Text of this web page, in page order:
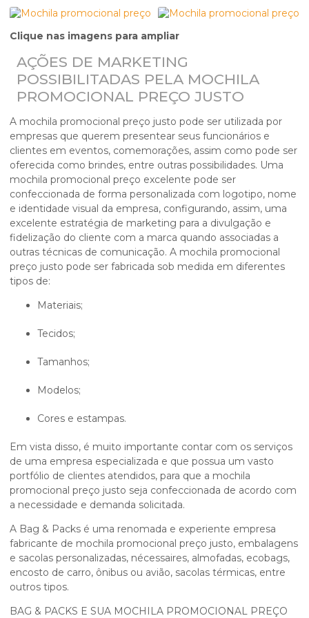
Clique nas imagens para ampliar
AÇÕES DE MARKETING
POSSIBILITADAS PELA MOCHILA
PROMOCIONAL PREÇO JUSTO
A mochila promocional preço justo pode ser utilizada por
empresas que querem presentear seus funcionários e
clientes em eventos, comemorações, assim como pode ser
oferecida como brindes, entre outras possibilidades. Uma
mochila promocional preço excelente pode ser
confeccionada de forma personalizada com logotipo, nome
e identidade visual da empresa, configurando, assim, uma
excelente estratégia de marketing para a divulgação e
fidelização do cliente com a marca quando associadas a
outras técnicas de comunicação. A mochila promocional
preço justo pode ser fabricada sob medida em diferentes
tipos de:
Materiais;
Tecidos;
Tamanhos;
Modelos;
Cores e estampas.
Em vista disso, é muito importante contar com os serviços
de uma empresa especializada e que possua um vasto
portfólio de clientes atendidos, para que a mochila
promocional preço justo seja confeccionada de acordo com
a necessidade e demanda solicitada.
A Bag & Packs é uma renomada e experiente empresa
fabricante de mochila promocional preço justo, embalagens
e sacolas personalizadas, nécessaires, almofadas, ecobags,
encosto de carro, ônibus ou avião, sacolas térmicas, entre
outros tipos.
BAG & PACKS E SUA MOCHILA PROMOCIONAL PREÇO